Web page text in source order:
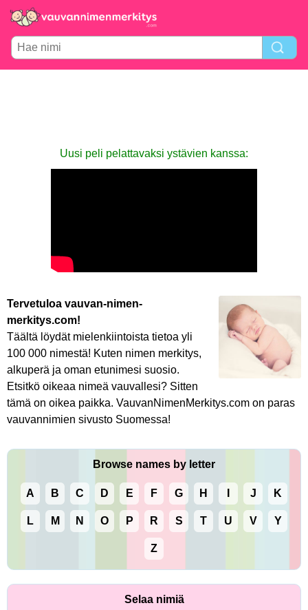
Uusi peli pelattavaksi ystävien kanssa:
Tervetuloa vauvan-nimen-
merkitys.com!
Täältä löydät mielenkiintoista tietoa yli
100 000 nimestä! Kuten nimen merkitys,
alkuperä ja oman etunimesi suosio.
Etsitkö oikeaa nimeä vauvallesi? Sitten
tämä on oikea paikka. VauvanNimenMerkitys.com on paras
vauvannimien sivusto Suomessa!
Browse names by letter
A B C D E F G H J K
L M N O P R S T U V Y
Z
Selaa nimiä